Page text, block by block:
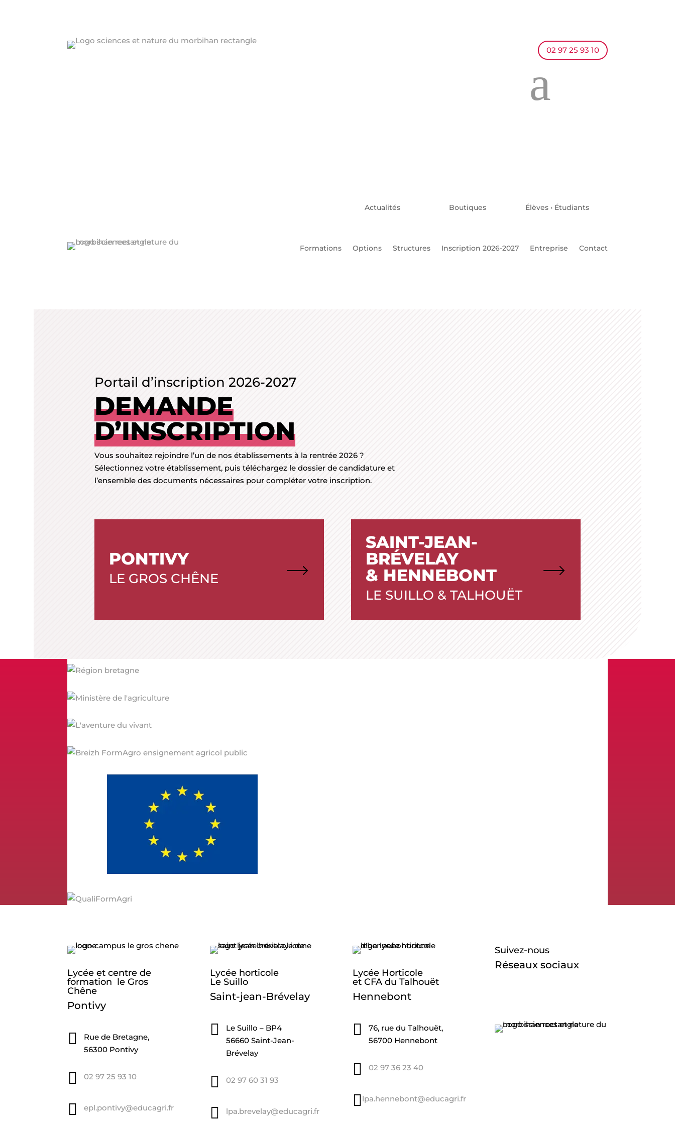
02 97 25 93 10
a
Actualités Boutiques Élèves • Étudiants
Formations Options Structures Inscription 2026-2027 Entreprise Contact
Portail d’inscription 2026-2027
DEMANDE
D’INSCRIPTION
Vous souhaitez rejoindre l’un de nos établissements à la rentrée 2026 ?
Sélectionnez votre établissement, puis téléchargez le dossier de candidature et
l’ensemble des documents nécessaires pour compléter votre inscription.
PONTIVY
LE GROS CHÊNE
SAINT-JEAN-
BRÉVELAY
& HENNEBONT
LE SUILLO & TALHOUËT
Lycée et centre de
formation le Gros
Chêne
Pontivy

Rue de Bretagne,
56300 Pontivy
 02 97 25 93 10
 epl.pontivy@educagri.fr
Lycée horticole
Le Suillo
Saint-jean-Brévelay

Le Suillo – BP4
56660 Saint-Jean-
Brévelay
 02 97 60 31 93
 lpa.brevelay@educagri.fr
Lycée Horticole
et CFA du Talhouët
Hennebont

76, rue du Talhouët,
56700 Hennebont
 02 97 36 23 40
lpa.hennebont@educagri.fr
Suivez-nous
Réseaux sociaux